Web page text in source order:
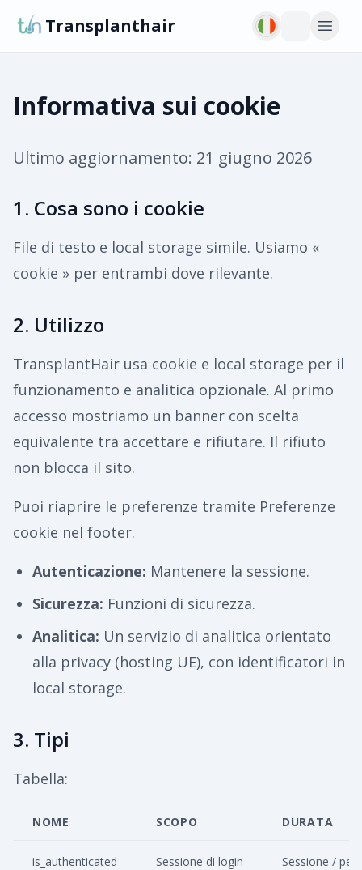
Transplanthair
Informativa sui cookie
Ultimo aggiornamento: 21 giugno 2026
1. Cosa sono i cookie
File di testo e local storage simile. Usiamo «
cookie » per entrambi dove rilevante.
2. Utilizzo
TransplantHair usa cookie e local storage per il
funzionamento e analitica opzionale. Al primo
accesso mostriamo un banner con scelta
equivalente tra accettare e rifiutare. Il rifiuto
non blocca il sito.
Puoi riaprire le preferenze tramite Preferenze
cookie nel footer.
Autenticazione: Mantenere la sessione.
Sicurezza: Funzioni di sicurezza.
Analitica: Un servizio di analitica orientato
alla privacy (hosting UE), con identificatori in
local storage.
3. Tipi
Tabella:
NOME SCOPO DURATA
is_authenticated Sessione di login Sessione /